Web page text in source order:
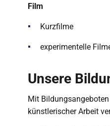
Film
Kurzfilme
experimentelle
Unsere
Mit
künstlerischer Arbeit